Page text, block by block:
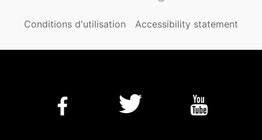
Conditions d'utilisation Accessibility statement